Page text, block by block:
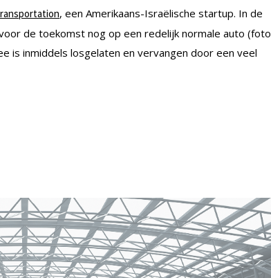
, een Amerikaans-Israëlische startup. In de
de toekomst nog op een redelijk normale auto (foto
is inmiddels losgelaten en vervangen door een veel